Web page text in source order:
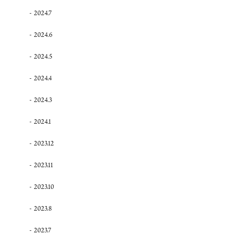
2024.7
2024.6
2024.5
2024.4
2024.3
2024.1
2023.12
2023.11
2023.10
2023.8
2023.7